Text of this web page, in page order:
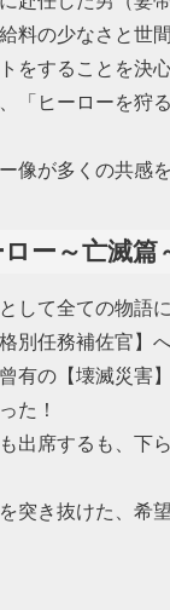
料の少なさと世
をすることを決心
「ヒーローを狩
像が多くの共感
ー～亡滅篇
して全ての物語
別任務補佐官】
有の【壊滅災害
た！
出席するも、下
突き抜けた、希望